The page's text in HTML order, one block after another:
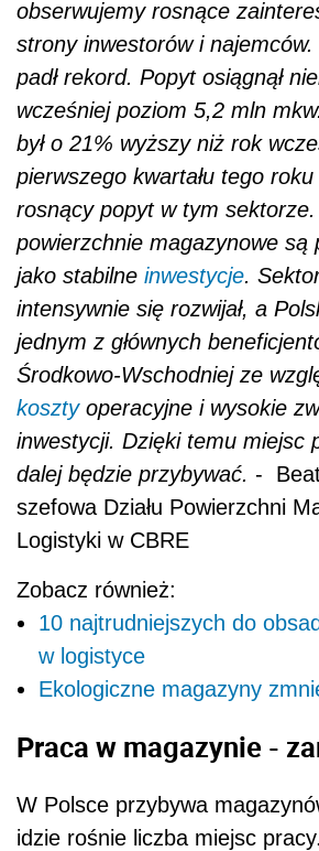
obserwujemy rosnące
strony inwestorów i
padł rekord. Popyt osiągnął
wcześniej poziom 5,2 mln
był o 21% wyższy niż rok
pierwszego kwartału tego
rosnący popyt w tym
powierzchnie magazynowe są
jako stabilne inwestycje.
intensywnie się rozwijał, a
jednym z głównych
Środkowo-Wschodniej ze
kosztyoperacyjne i wysokie
inwestycji. Dzięki temu miejsc
dalej będzie przybywać. -
szefowa Działu Powierzchni
Logistyki w CBRE
Zobacz również:
10 najtrudniejszych do
w logistyce
Ekologiczne magazyny
Praca w magazynie -
W Polsce przybywa
idzie rośnie liczba miejsc